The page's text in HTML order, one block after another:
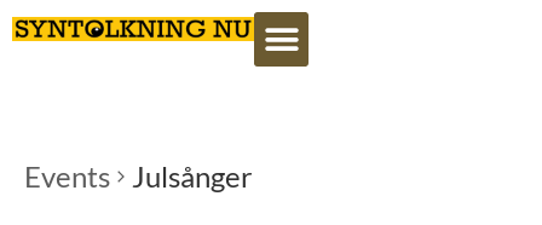
Events Julsånger